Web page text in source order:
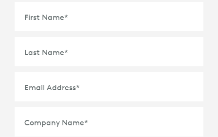
First Name*
Last Name*
Email Address*
Company Name*